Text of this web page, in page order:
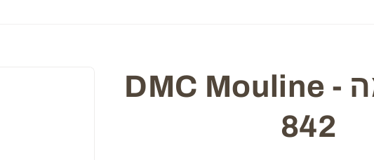
חוט רקמה DMC Mouline -
842